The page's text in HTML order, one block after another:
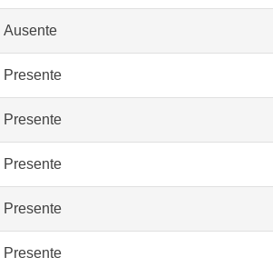
Ausente
Presente
Presente
Presente
Presente
Presente